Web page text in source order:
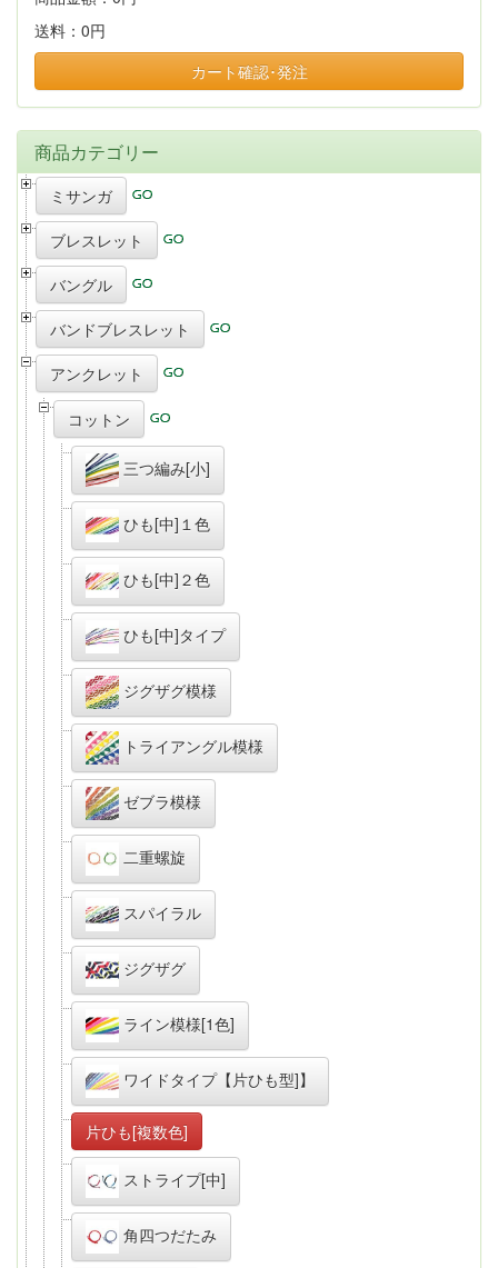
送料： 0円
カート確認･発注
商品カテゴリー
ミサンガ
ブレスレット
バングル
バンドブレスレット
アンクレット
コットン
三つ編み[小]
ひも[中]１色
ひも[中]２色
ひも[中]タイプ
ジグザグ模様
トライアングル模様
ゼブラ模様
二重螺旋
スパイラル
ジグザグ
ライン模様[1色]
ワイドタイプ【片ひも型]】
片ひも[複数色]
ストライプ[中]
角四つだたみ